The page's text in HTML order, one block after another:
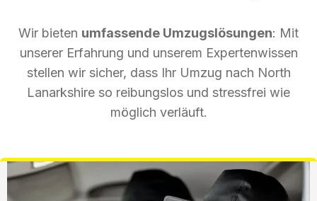
Wir bieten umfassende Umzugslösungen: Mit
unserer Erfahrung und unserem Expertenwissen
stellen wir sicher, dass Ihr Umzug nach North
Lanarkshire so reibungslos und stressfrei wie
möglich verläuft.